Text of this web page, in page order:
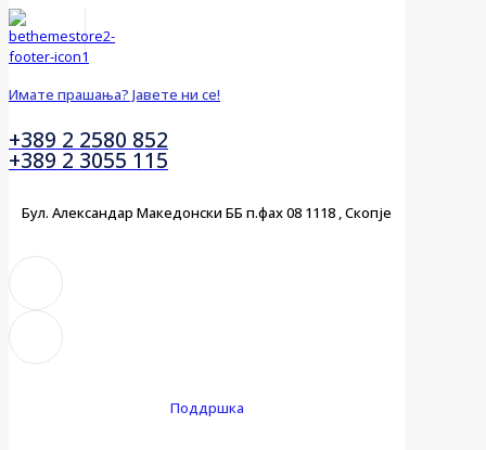
Имате прашања? Јавете ни се!
+389 2 2580 852
+389 2 3055 115
Бул. Александар Македонски ББ п.фах 08 1118 , Скопје
Поддршка